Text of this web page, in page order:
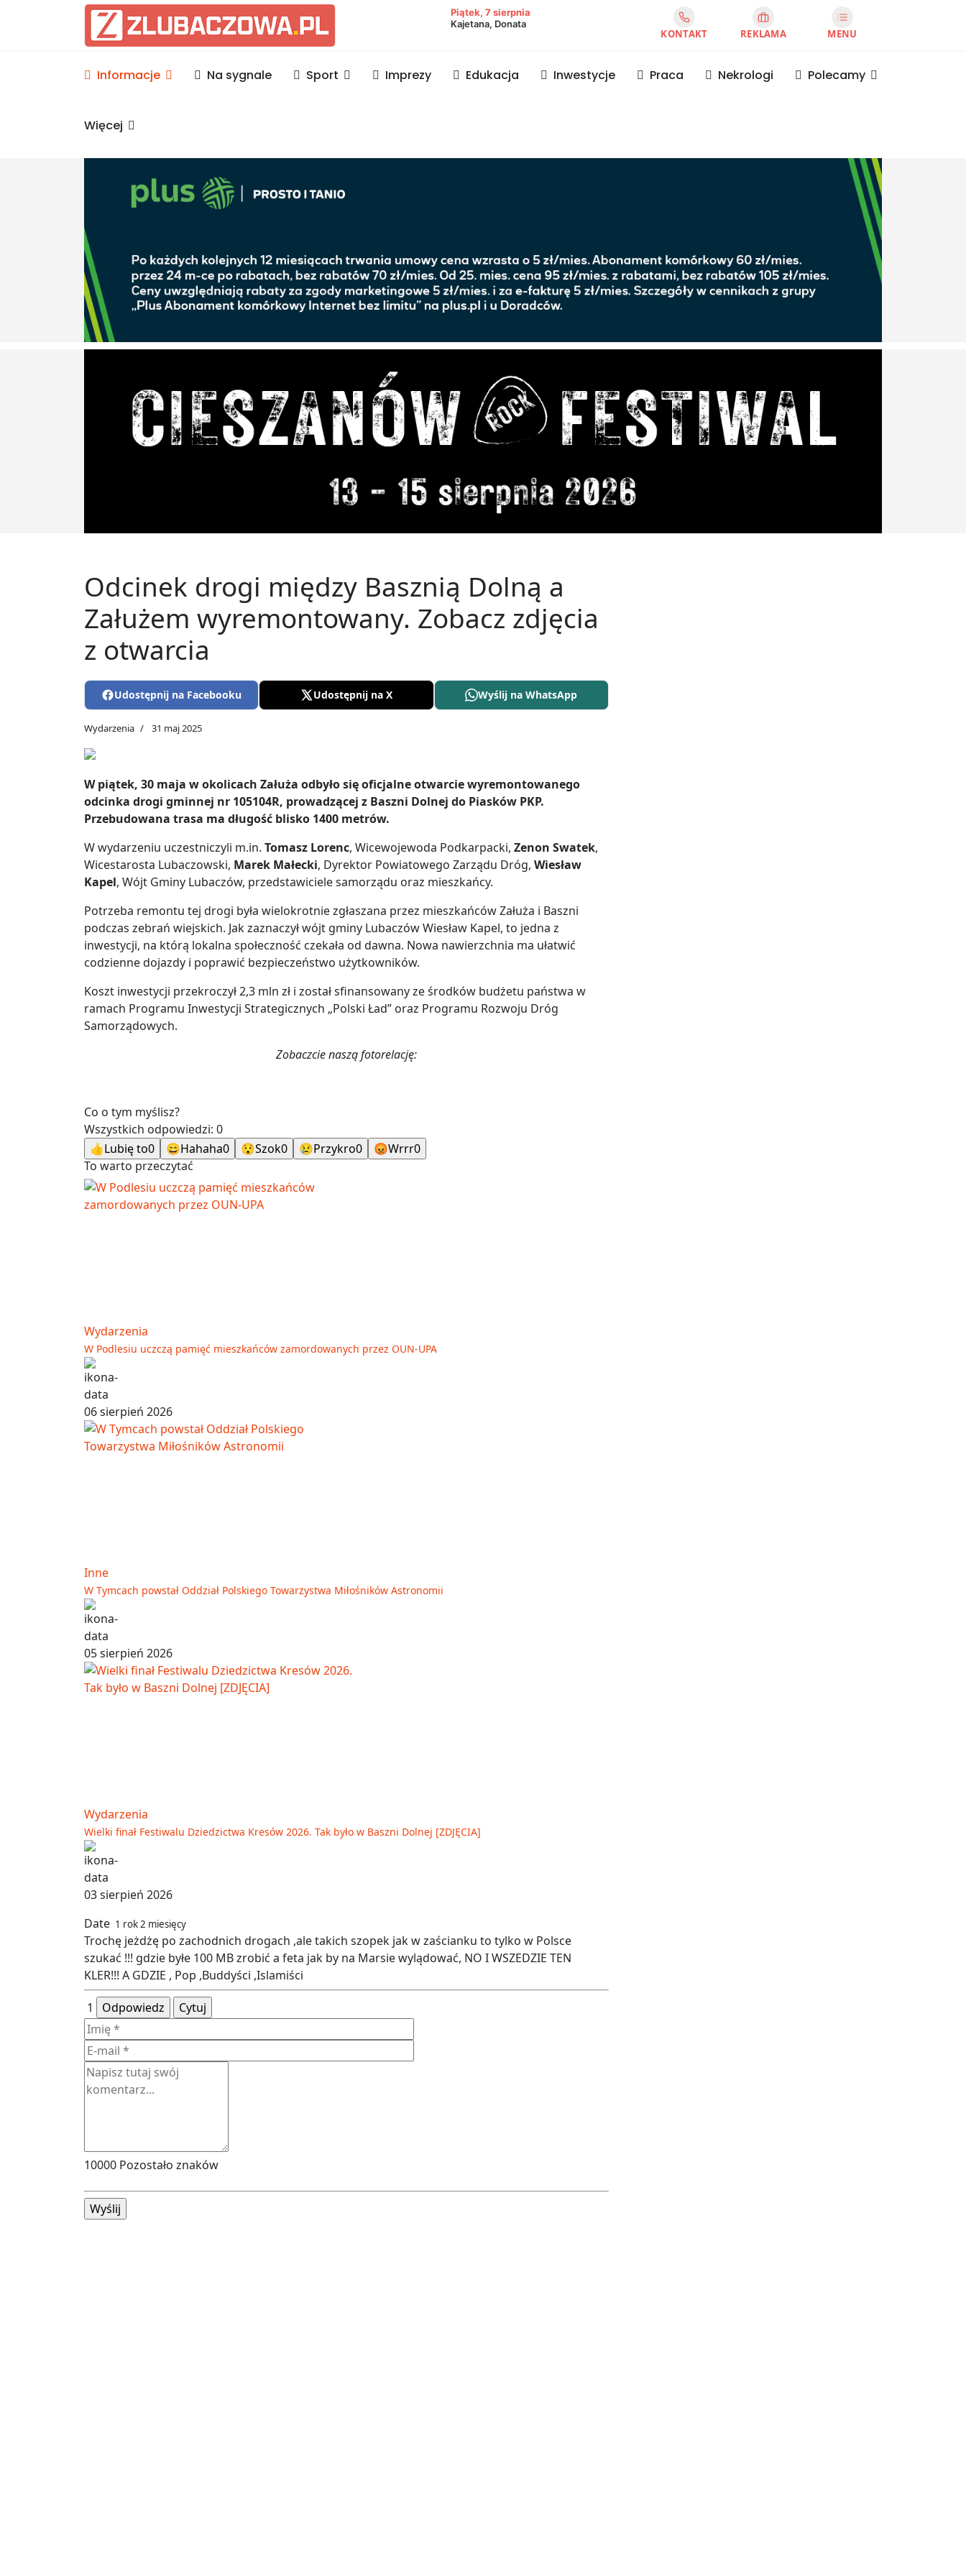
Informacje Lubaczów, powiat lubaczowski
Piątek, 7 sierpnia
Kajetana, Donata
KONTAKT REKLAMA MENU
Informacje Na sygnale Sport Imprezy Edukacja Inwestycje Praca Nekrologi Polecamy
Więcej
Odcinek drogi między Basznią Dolną a
Załużem wyremontowany. Zobacz zdjęcia
z otwarcia
Udostępnij na Facebooku Udostępnij na X Wyślij na WhatsApp
Wydarzenia 31 maj 2025
W piątek, 30 maja w okolicach Załuża odbyło się oficjalne otwarcie wyremontowanego
odcinka drogi gminnej nr 105104R, prowadzącej z Baszni Dolnej do Piasków PKP.
Przebudowana trasa ma długość blisko 1400 metrów.
W wydarzeniu uczestniczyli m.in. Tomasz Lorenc, Wicewojewoda Podkarpacki, Zenon Swatek,
Wicestarosta Lubaczowski, Marek Małecki, Dyrektor Powiatowego Zarządu Dróg, Wiesław
Kapel, Wójt Gminy Lubaczów, przedstawiciele samorządu oraz mieszkańcy.
Potrzeba remontu tej drogi była wielokrotnie zgłaszana przez mieszkańców Załuża i Baszni
podczas zebrań wiejskich. Jak zaznaczył wójt gminy Lubaczów Wiesław Kapel, to jedna z
inwestycji, na którą lokalna społeczność czekała od dawna. Nowa nawierzchnia ma ułatwić
codzienne dojazdy i poprawić bezpieczeństwo użytkowników.
Koszt inwestycji przekroczył 2,3 mln zł i został sfinansowany ze środków budżetu państwa w
ramach Programu Inwestycji Strategicznych „Polski Ład” oraz Programu Rozwoju Dróg
Samorządowych.
Zobaczcie naszą fotorelację:
Co o tym myślisz?
Wszystkich odpowiedzi: 0
👍Lubię to0 😄Hahaha0 😯Szok0 😢Przykro0 😡Wrrr0
To warto przeczytać
Wydarzenia
W Podlesiu uczczą pamięć mieszkańców zamordowanych przez OUN-UPA
06 sierpień 2026
Inne
W Tymcach powstał Oddział Polskiego Towarzystwa Miłośników Astronomii
05 sierpień 2026
Wydarzenia
Wielki finał Festiwalu Dziedzictwa Kresów 2026. Tak było w Baszni Dolnej [ZDJĘCIA]
03 sierpień 2026
Date 1 rok 2 miesięcy
Trochę jeżdżę po zachodnich drogach ,ale takich szopek jak w zaścianku to tylko w Polsce
szukać !!! gdzie byłe 100 MB zrobić a feta jak by na Marsie wylądować, NO I WSZEDZIE TEN
KLER!!! A GDZIE , Pop ,Buddyści ,Islamiści
1 Odpowiedz Cytuj
10000 Pozostało znaków
Wyślij